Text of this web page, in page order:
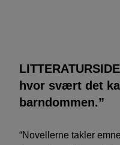
hvor svært det
barndommen.”
“Novellerne takler